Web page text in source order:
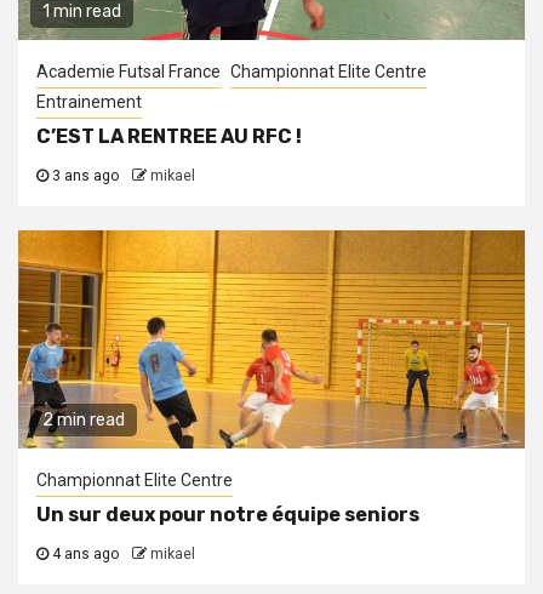
1 min read
Academie Futsal France Championnat Elite Centre
Entrainement
C’EST LA RENTREE AU RFC !
3 ans ago mikael
2 min read
Championnat Elite Centre
Un sur deux pour notre équipe seniors
4 ans ago mikael